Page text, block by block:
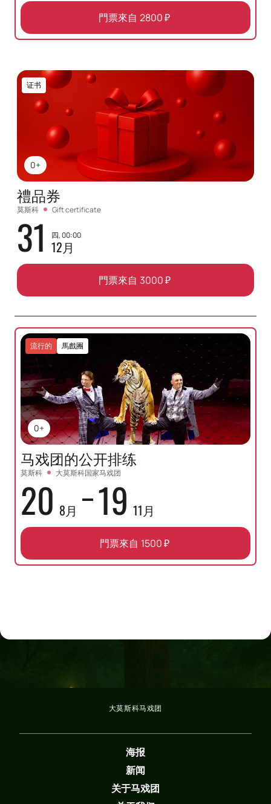
門票來自 2800₽
0+
证书
禮品券
莫斯科 Gift certificate
31 四, 00:00
12月
門票來自 3000₽
0+
馬戲團
流行的
马戏团的公开排练
莫斯科 大莫斯科国家马戏团
20 8月 19 11月
門票來自 1500₽
大莫斯科马戏团
海报
新闻
关于马戏团